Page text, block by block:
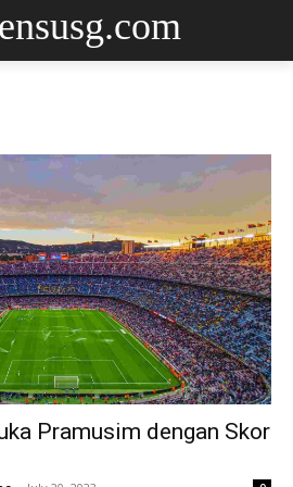
Pramusim dengan Skor